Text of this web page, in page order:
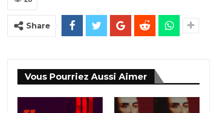
Share
Vous Pourriez Aussi Aimer